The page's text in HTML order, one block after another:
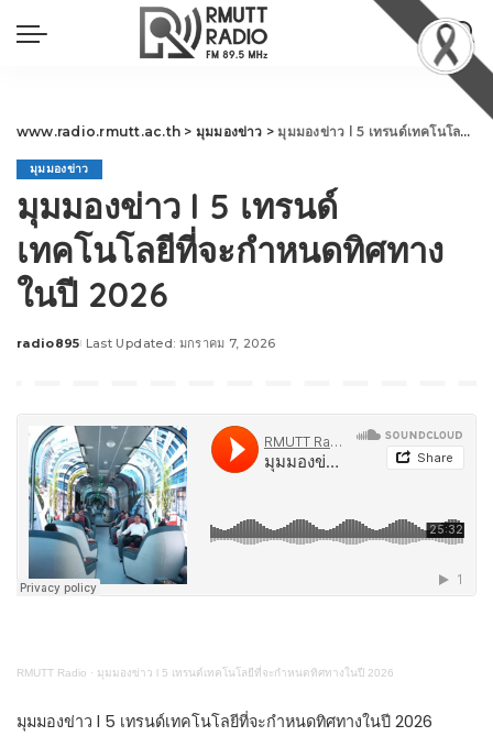
www.radio.rmutt.ac.th > มุมมองข่าว >มุมมองข่าว l 5 เทรนด์เทคโนโลยีที่จะกำหนดทิศทางในปี 2026
มุมมองข่าว
มุมมองข่าว l 5 เทรนด์
เทคโนโลยีที่จะกำหนดทิศทาง
ในปี 2026
Posted
radio895 Last Updated: มกราคม 7, 2026
RMUTT Radio · มุมมองข่าว l 5 เทรนด์เทคโนโลยีที่จะกำหนดทิศทางในปี 2026
มุมมองข่าว l 5 เทรนด์เทคโนโลยีที่จะกำหนดทิศทางในปี 2026